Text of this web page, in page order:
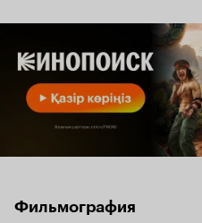
Фильмография